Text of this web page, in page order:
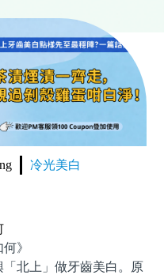
冷光美白
》
北上」做牙齒美白。原